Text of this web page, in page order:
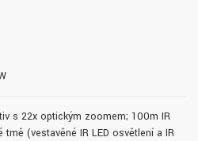
s 22x optickým zoomem; 100m IR
(vestavěné IR LED osvětlení a IR